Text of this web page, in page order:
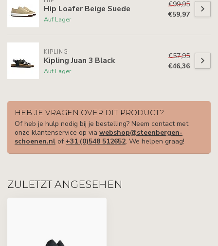
Hip Loafer Beige Suede
Auf Lager
€99,95
€59,97
KIPLING
Kipling Juan 3 Black
Auf Lager
€57,95
€46,36
HEB JE VRAGEN OVER DIT PRODUCT?
Of heb je hulp nodig bij je bestelling? Neem contact met
onze klantenservice op via webshop@steenbergen-
schoenen.nl of +31 (0)548 512652. We helpen graag!
ZULETZT ANGESEHEN